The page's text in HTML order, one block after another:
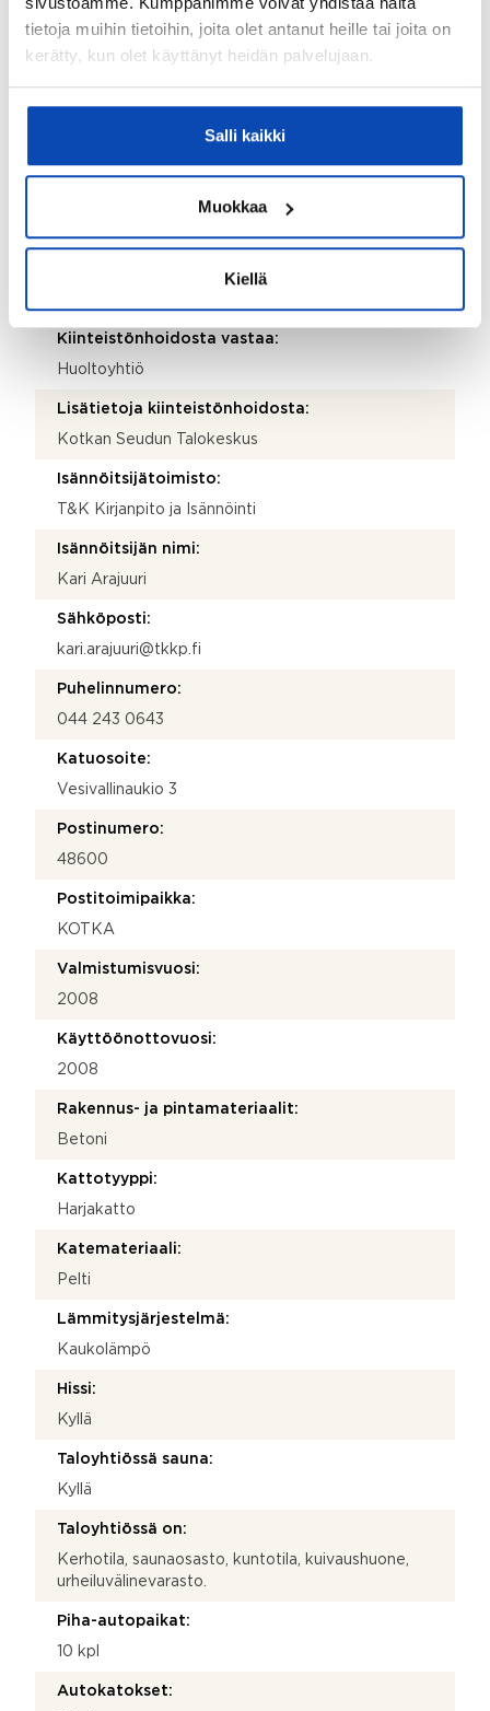
tietoja muihin tietoihin, joita olet antanut heille tai joita on
kerätty, kun olet käyttänyt heidän palvelujaan.
Salli kaikki
Muokkaa
Kiellä
Taloyhtiön Y-tunnus:
Kiinteistönhoidosta vastaa:
Huoltoyhtiö
Lisätietoja kiinteistönhoidosta:
Kotkan Seudun Talokeskus
Isännöitsijätoimisto:
T&K Kirjanpito ja Isännöinti
Isännöitsijän nimi:
Kari Arajuuri
Sähköposti:
kari.arajuuri@tkkp.fi
Puhelinnumero:
044 243 0643
Katuosoite:
Vesivallinaukio 3
Postinumero:
48600
Postitoimipaikka:
KOTKA
Valmistumisvuosi:
2008
Käyttöönottovuosi:
2008
Rakennus- ja pintamateriaalit:
Betoni
Kattotyyppi:
Harjakatto
Katemateriaali:
Pelti
Lämmitysjärjestelmä:
Kaukolämpö
Hissi:
Kyllä
Taloyhtiössä sauna:
Kyllä
Taloyhtiössä on:
Kerhotila, saunaosasto, kuntotila, kuivaushuone,
urheiluvälinevarasto.
Piha-autopaikat:
10 kpl
Autokatokset: